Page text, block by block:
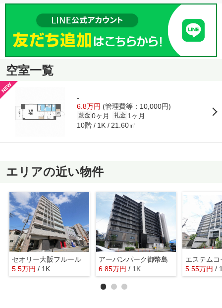
空室一覧
-
6.8万円 (管理費等：10,000円)
敷金 0ヶ月 礼金 1ヶ月
10階 1K 21.60㎡
エリアの近い物件
セオリー大阪フルール
5.5万円 / 1K
アーバンパーク御幣島
6.85万円 / 1K 5.55万円 /